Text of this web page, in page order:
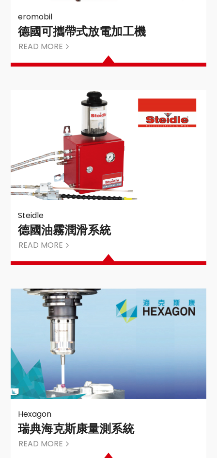
eromobil
德國可攜帶式放電加工機
READ MORE
Steidle
德國油霧潤滑系統
READ MORE
Hexagon
瑞典海克斯康量測系統
READ MORE